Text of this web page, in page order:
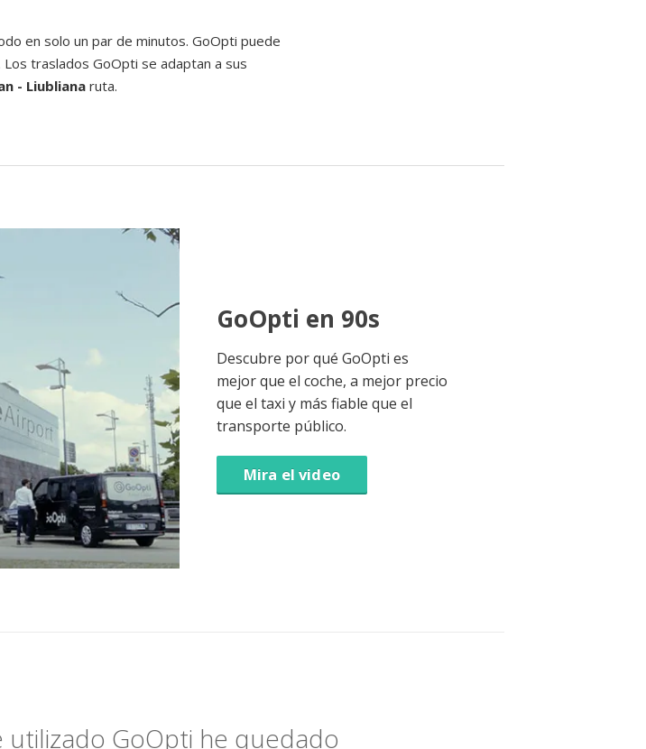
en solo un par de minutos. GoOpti puede
traslados GoOpti se adaptan a sus
- Liubliana ruta.
GoOpti en 90s
Descubre por qué GoOpti es
mejor que el coche, a mejor precio
que el taxi y más fiable que el
transporte público.
Mira el video
utilizado GoOpti he quedado